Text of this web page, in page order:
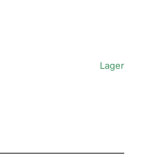
Lager